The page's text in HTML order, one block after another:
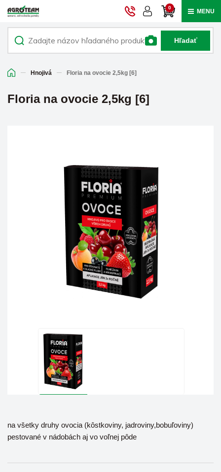
0 MENU
Hľadať
Hnojivá Floria na ovocie 2,5kg [6]
Floria na ovocie 2,5kg [6]
na všetky druhy ovocia (kôstkoviny, jadroviny,bobuľoviny)
pestované v nádobách aj vo voľnej pôde